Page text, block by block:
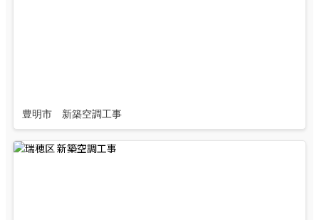
豊明市 新築空調工事